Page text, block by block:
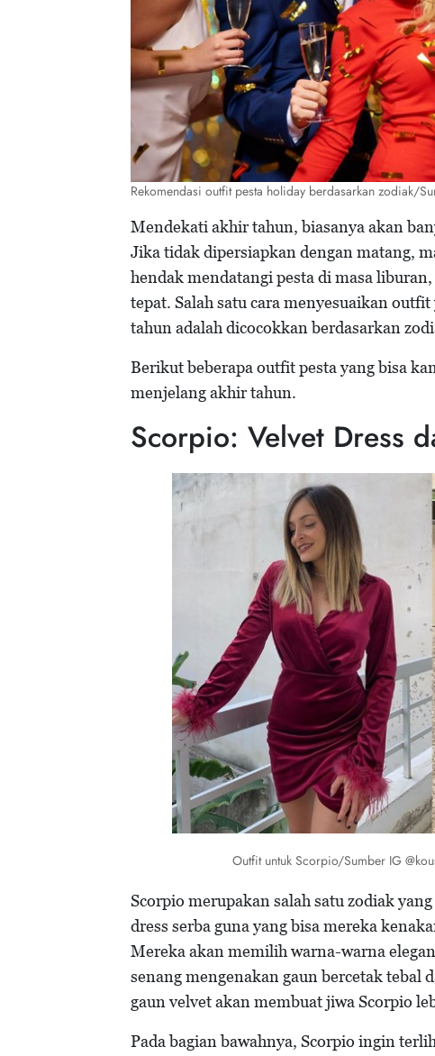
Rekomendasi outfit pesta holiday berdasarkan zodiak/
Mendekati akhir tahun, biasanya akan
Jika tidak dipersiapkan dengan matang,
hendak mendatangi pesta di masa
tepat. Salah satu cara menyesuaikan
tahun adalah dicocokkan berdasarkan
Berikut beberapa outfit pesta yang bisa
menjelang akhir tahun.
Scorpio: Velvet Dress
Outfit untuk Scorpio/Sumber IG
Scorpio merupakan salah satu zodiak
dress serba guna yang bisa mereka
Mereka akan memilih warna-warna
senang mengenakan gaun bercetak tebal
gaun velvet akan membuat jiwa Scorpio
Pada bagian bawahnya, Scorpio ingin